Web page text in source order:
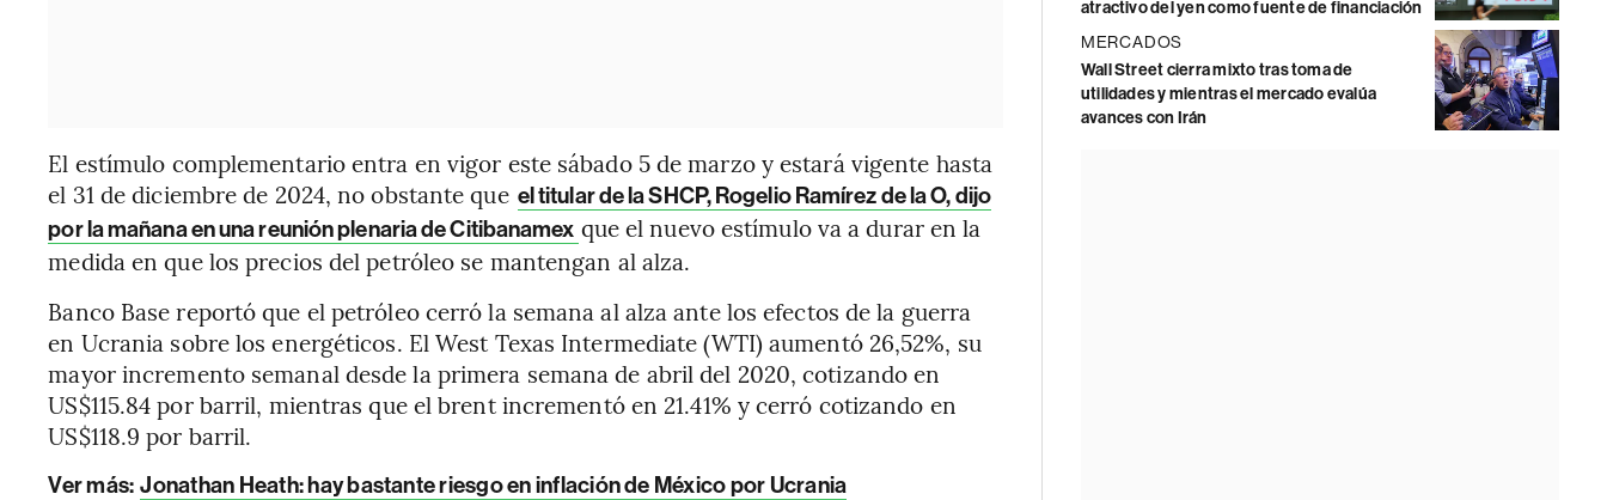
El estímulo complementario entra en vigor este sábado 5 de marzo y estará vigente hasta
el 31 de diciembre de 2024, no obstante que el titular de la SHCP, Rogelio Ramírez de la O, dijo
por la mañana en una reunión plenaria de Citibanamex que el nuevo estímulo va a durar en la
medida en que los precios del petróleo se mantengan al alza.
Banco Base reportó que el petróleo cerró la semana al alza ante los efectos de la guerra
en Ucrania sobre los energéticos. El West Texas Intermediate (WTI) aumentó 26,52%, su
mayor incremento semanal desde la primera semana de abril del 2020, cotizando en
US$115.84 por barril, mientras que el brent incrementó en 21.41% y cerró cotizando en
US$118.9 por barril.
Ver más: Jonathan Heath: hay bastante riesgo en inflación de México por Ucrania
atractivo del yen como fuente de financiación
MERCADOS
Wall Street cierra mixto tras toma de
utilidades y mientras el mercado evalúa
avances con Irán